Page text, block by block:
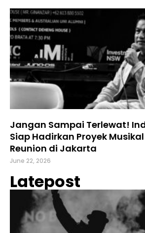
Jangan Sampai Terlewat!
Siap Hadirkan Proyek
Reunion di Jakarta
June 22, 2026
Latepost